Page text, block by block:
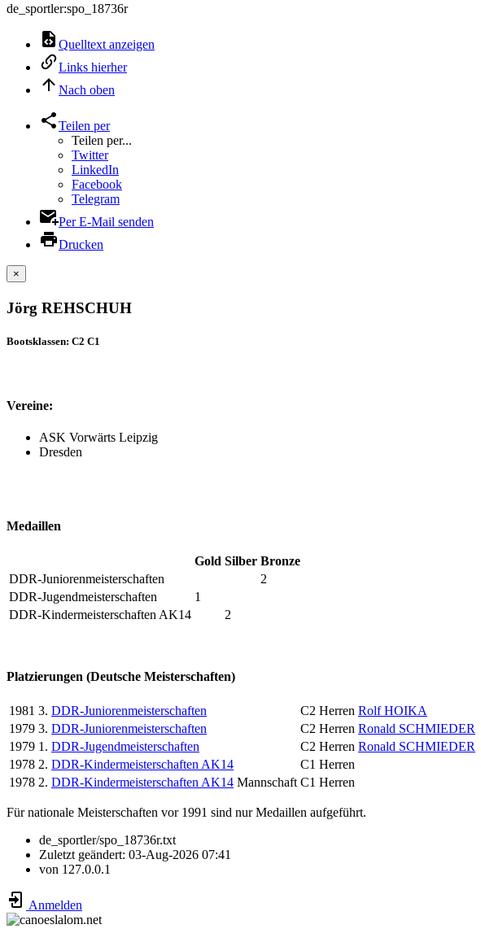
de_sportler:spo_18736r
Quelltext anzeigen
Links hierher
Nach oben
Teilen per
Teilen per...
Twitter
LinkedIn
Facebook
Telegram
Per E-Mail senden
Drucken
×
Jörg REHSCHUH
Bootsklassen: C2 C1
Vereine:
ASK Vorwärts Leipzig
Dresden
Medaillen
Gold Silber Bronze
DDR-Juniorenmeisterschaften
2
DDR-Jugendmeisterschaften
1
DDR-Kindermeisterschaften AK14
2
Platzierungen (Deutsche Meisterschaften)
1981 3. DDR-Juniorenmeisterschaften C2 Herren Rolf HOIKA
1979 3. DDR-Juniorenmeisterschaften C2 Herren Ronald SCHMIEDER
1979 1. DDR-Jugendmeisterschaften C2 Herren Ronald SCHMIEDER
1978 2. DDR-Kindermeisterschaften AK14 C1 Herren
1978 2. DDR-Kindermeisterschaften AK14 Mannschaft C1 Herren
Für nationale Meisterschaften vor 1991 sind nur Medaillen aufgeführt.
de_sportler/spo_18736r.txt
Zuletzt geändert: 03-Aug-2026 07:41
von 127.0.0.1
Anmelden